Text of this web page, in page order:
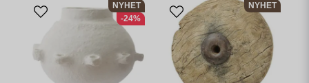
NYHET
-24%
NYHET